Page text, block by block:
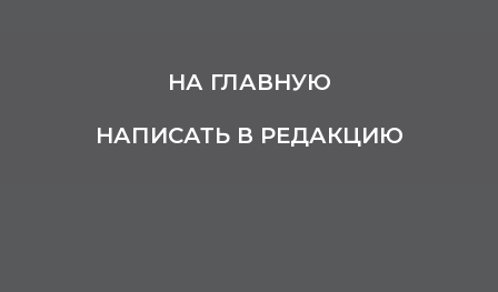
НА ГЛАВНУЮ
НАПИСАТЬ В РЕДАКЦИЮ